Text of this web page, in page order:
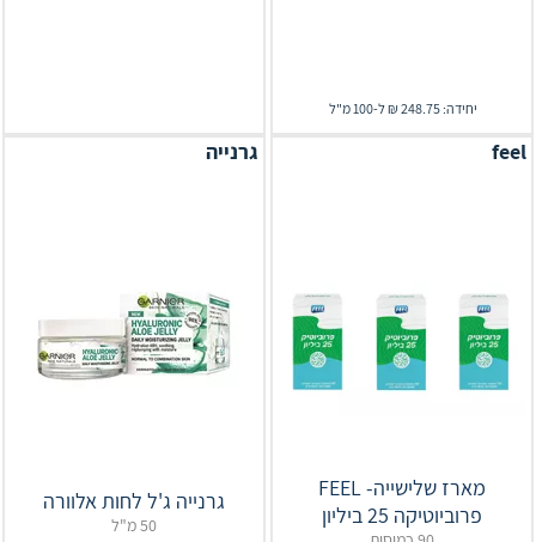
יחידה: 248.75 ₪ ל-100 מ"ל
feel
מארז שלישייה- ‎FEEL‎
פרוביוטיקה 25 ביליון
גרנייה
גרנייה ג'ל לחות אלוורה
50 מ"ל